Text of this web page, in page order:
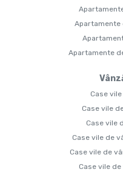
Apartamente
Apartamente
Case
Case vile
Case vile
Case vile de
Case vile de
Case vile